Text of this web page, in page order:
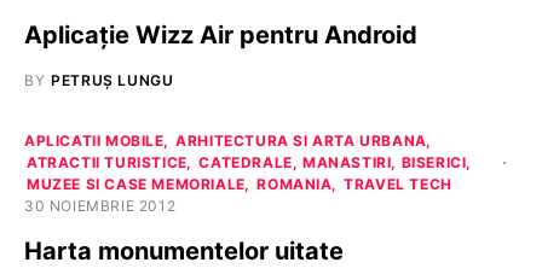
Aplicaţie Wizz Air pentru Android
BY PETRUȘ LUNGU
APLICATII MOBILE
ARHITECTURA SI ARTA URBANA
ATRACTII TURISTICE
CATEDRALE, MANASTIRI, BISERICI
MUZEE SI CASE MEMORIALE
ROMANIA
TRAVEL TECH
30 NOIEMBRIE 2012
Harta monumentelor uitate